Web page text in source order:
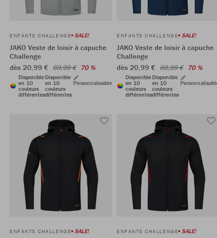
ENFANTS CHALLENGE SALE!
JAKO Veste de loisir à capuche
Challenge
dès 20,99 € 69,99 € 70 %
Disponible
en 10
couleurs
différentes
Disponible
en 10
couleurs
différentes
Personnalisable
ENFANTS CHALLENGE SALE!
JAKO Veste de loisir à capuche
Challenge
dès 20,99 € 69,99 € 70 %
Disponible
en 10
couleurs
différentes
Disponible
en 10
couleurs
différentes
ENFANTS CHALLENGE SALE! ENFANTS CHALLENGE SALE!